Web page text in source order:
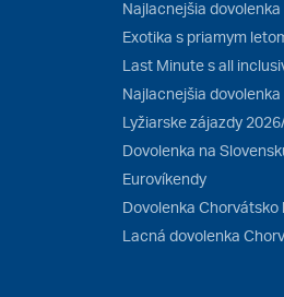
Najlacnejšia
Exotika s priamym
Last Minute s all
Najlacnejšia
Lyžiarske zájazdy
Dovolenka na
Eurovíkendy
Dovolenka Chorvátsko
Lacná dovolenka